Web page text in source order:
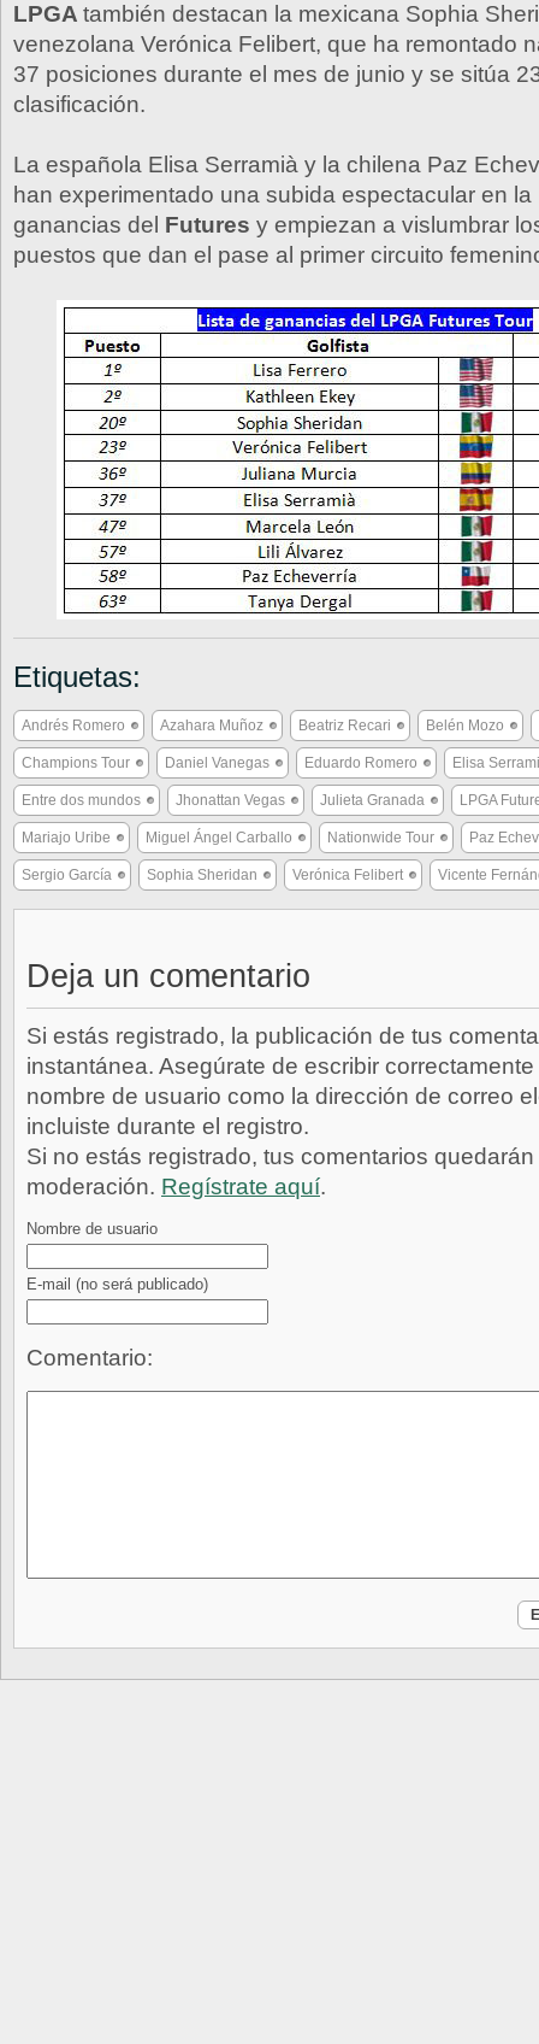
LPGA también destacan la mexicana Sophia
venezolana Verónica Felibert, que ha remontado
37 posiciones durante el mes de junio y se sitúa
clasificación.
La española Elisa Serramià y la chilena Paz
han experimentado una subida espectacular en la
ganancias del Futures y empiezan a vislumbrar
puestos que dan el pase al primer circuito
Etiquetas:
Andrés Romero Azahara Muñoz Beatriz Recari Belén Mozo
Champions Tour Daniel Vanegas Eduardo Romero Elisa
Entre dos mundos Jhonattan Vegas Julieta Granada LPGA
Mariajo Uribe Miguel Ángel Carballo Nationwide Tour Paz
Sergio García Sophia Sheridan Verónica Felibert Vicente
Deja un comentario
Si estás registrado, la publicación de tus
instantánea. Asegúrate de escribir
nombre de usuario como la dirección de correo
incluiste durante el registro.
Si no estás registrado, tus comentarios
moderación. Regístrate aquí.
Nombre de usuario
E-mail (no será publicado)
Comentario: